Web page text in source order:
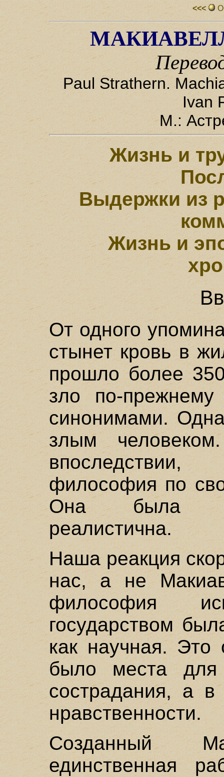
<<<
Paul Strathern.
Ivan
М.:
Жизнь и
Выдержки из
Жизнь и
От одного
стынет кровь в
прошло более
зло по-прежнему
синонимами.
злым
философия по
Она была
реалистична.
Наша реакция
нас, а не
философия
государством
как научная. Это
было места для
сострадания, а
нравственности.
Созданный
единственная